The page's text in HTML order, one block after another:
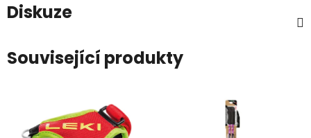
Diskuze
Související produkty